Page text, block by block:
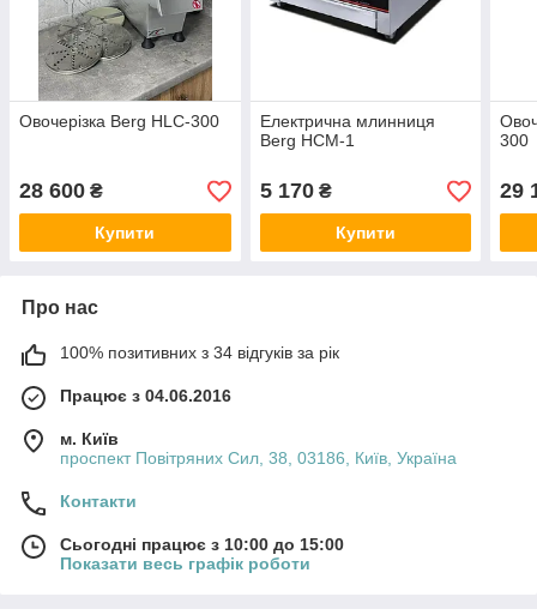
Овочерізка Berg HLC-300
28 600 ₴
Купити
Електрична млинниця
Berg HCM-1
5 170₴
Купити
300
29
Про нас
100% позитивних з 34 відгуків за рік
Працює з 04.06.2016
м. Київ
проспект Повітряних Сил, 38, 03186, Київ, Україна
Контакти
Сьогодні працює з 10:00 до 15:00
Показати весь графік роботи